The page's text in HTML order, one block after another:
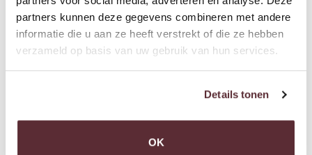
partners kunnen deze gegevens combineren met andere
informatie die u aan ze heeft verstrekt of die ze hebben
verzameld op basis van uw gebruik van hun services.
Details tonen
OK